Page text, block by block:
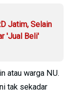
Jatim, Selain
'Jual Beli'
atau warga NU.
tak sekadar